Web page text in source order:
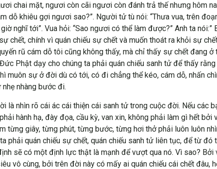
chai mặt, ngươi còn cãi ngươi còn đánh trả thế nhưng hôm
dỗ khiêu gợi ngươi sao?”. Người tử tù nói: “Thưa vua, trên
nghĩ tới”. Vua hỏi: “Sao ngươi có thể làm được?” Anh ta
chết, chính vì quán chiếu sự chết và muốn thoát ra khỏi sự
rũ cám dỗ tôi cũng không thấy, mà chỉ thấy sự chết đang
Phật dạy cho chúng ta phải quán chiếu sanh tử để thấy
muôn sự ở đời dù có tới, có đi chẳng thể kéo, cám dỗ, nhấn
nhàng bước đi.
là nhìn rõ cái ác cái thiện cái sanh tử trong cuộc đời. Nếu các
hành hạ, đày đọa, cầu kỳ, van xin, không phải làm gì hết
từng giây, từng phút, từng bước, từng hơi thở phải luôn luôn
phải quán chiếu sự chết, quán chiếu sanh tử liên tục, để từ
sẽ có một định lực thật là mạnh để vượt qua nó. Vì sao?
vô cùng, bởi trên đời này có mấy ai quán chiếu cái chết đâu,